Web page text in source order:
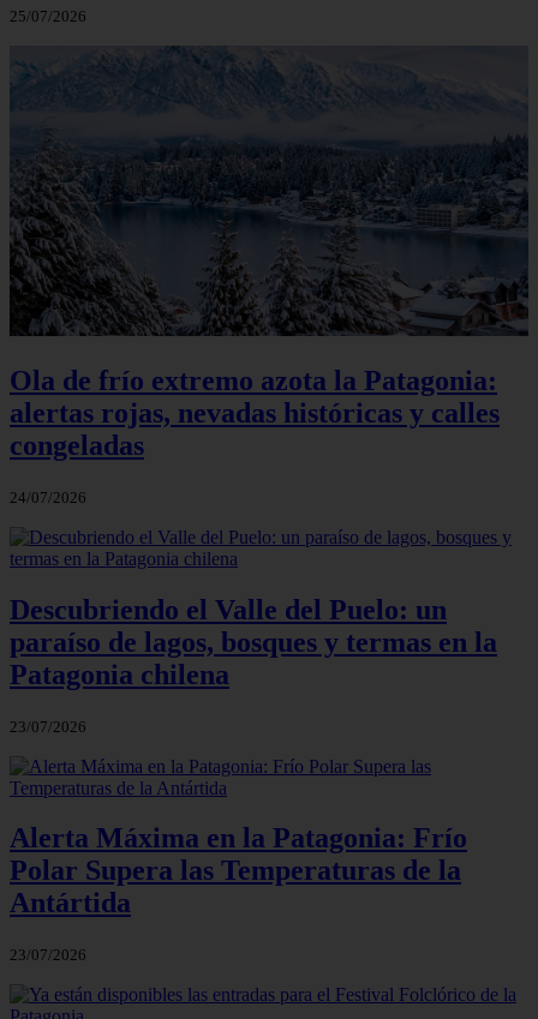
25/07/2026
Ola de frío extremo azota la Patagonia:
alertas rojas, nevadas históricas y calles
congeladas
24/07/2026
Descubriendo el Valle del Puelo: un
paraíso de lagos, bosques y termas en la
Patagonia chilena
23/07/2026
Alerta Máxima en la Patagonia: Frío
Polar Supera las Temperaturas de la
Antártida
23/07/2026